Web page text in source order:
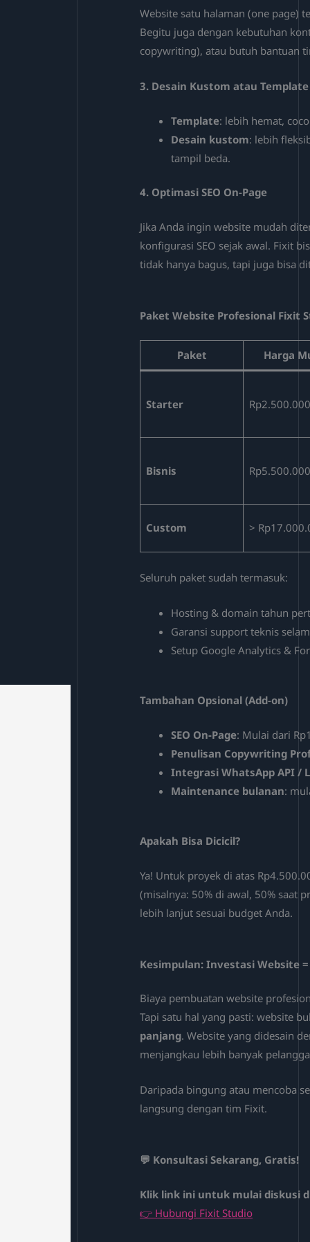
Website satu halaman (one page)
Begitu juga dengan kebutuhan
copywriting), atau butuh bantuan
3. Desain Kustom atau Template
Template: lebih hemat,
Desain kustom: lebih
tampil beda.
4. Optimasi SEO On-Page
Jika Anda ingin website mudah
konfigurasi SEO sejak awal. Fixit
tidak hanya bagus, tapi juga bisa
Paket Website Profesional Fixit
Paket Harga
Starter Rp2.500.000
Bisnis Rp5.500.000
Custom >
Seluruh paket sudah termasuk:
Hosting & domain tahun
Garansi support teknis
Setup Google Analytics &
Tambahan Opsional (Add-on)
SEO On-Page: Mulai dari
Penulisan Copywriting
Integrasi WhatsApp API /
Maintenance bulanan:
Apakah Bisa Dicicil?
Ya! Untuk proyek di atas
(misalnya: 50% di awal, 50% saat
lebih lanjut sesuai budget Anda.
Kesimpulan: Investasi Website
Biaya pembuatan website
Tapi satu hal yang pasti: website
panjang. Website yang didesain
menjangkau lebih banyak
Daripada bingung atau mencoba
langsung dengan tim Fixit.
💬 Konsultasi Sekarang, Gratis!
Klik link ini untuk mulai diskusi
👉 Hubungi Fixit Studio